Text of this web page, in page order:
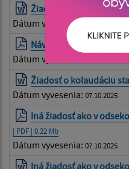
Žiadosť o overenie
Dátum vyvesenia:
Návrh na kolaudáciu
Dátum vyvesenia:
Žiadosť o kolaudáciu
Dátum vyvesenia: 07.10.2025
Iná žiadosť ako v
| PDF | 0.22 Mb
Dátum vyvesenia: 07.10.2025
Iná žiadosť ako v